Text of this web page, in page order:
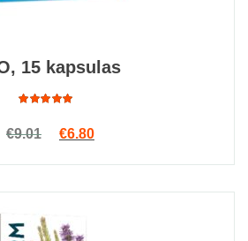
15 kapsulas
4.78
out
€9.01 Original price was: €9.01.
€6.80Current price is: €6.80.
Skatīt